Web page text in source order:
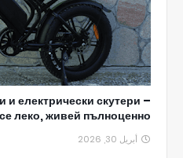
и електрически скутери –
леко, живей пълноценно
أبريل 30, 2026